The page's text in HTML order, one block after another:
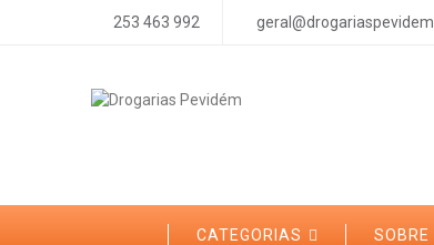
253 463 992
CATEGORIAS SOBRE